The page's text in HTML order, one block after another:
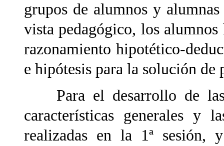
grupos de alumnos y
vista pedagógico, los alumnos
razonamiento hipotético-
e hipótesis para la solución de
Para el desarrollo de las
características generales y
realizadas en la 1ª sesión,